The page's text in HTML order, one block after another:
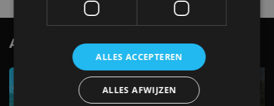
AutoRAI.nl TV SUBSCRIBE
ALLES ACCEPTEREN
ALLES AFWIJZEN